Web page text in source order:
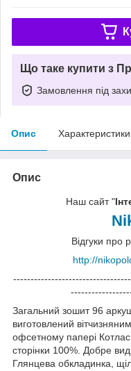
Що таке купити з
Замовлення під
Опис Характеристики
Опис
Наш сайт "
Відгуки про
http://
Загальний зошит 96
виготовлений
офсетному папері
сторінки 100%. Добре
Глянцева обкладинка,